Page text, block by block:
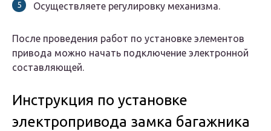
Осуществляете регулировку механизма.
После проведения работ по установке элементов
привода можно начать подключение электронной
составляющей.
Инструкция по установке
электропривода замка багажника